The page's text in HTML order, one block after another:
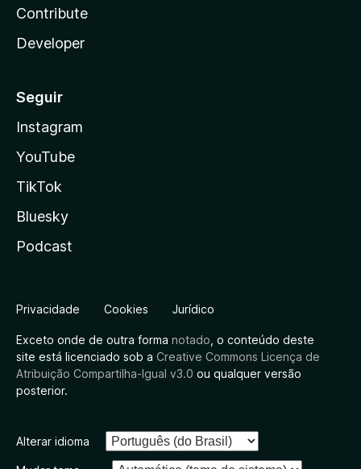
Contribute
Developer
Seguir
Instagram
YouTube
TikTok
Bluesky
Podcast
Privacidade Cookies Jurídico
Exceto onde de outra forma notado , o conteúdo deste
site está licenciado sob a Creative Commons Licença de
Atribuição Compartilha-Igual v3.0 ou qualquer versão
posterior.
Alterar idioma